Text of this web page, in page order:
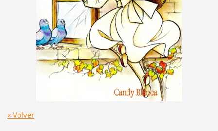
« Volver